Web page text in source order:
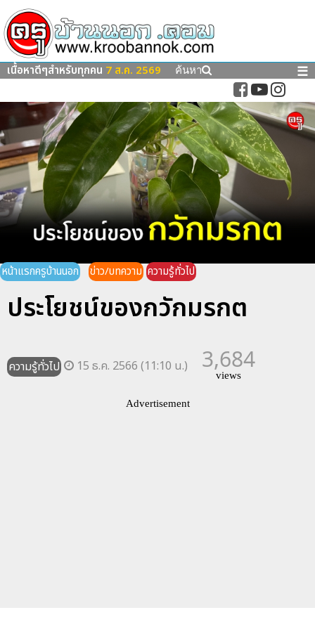
เนื้อหาดีๆสำหรับทุกคน 7 ส.ค. 2569 ค้นหา ☰
หน้าแรกครูบ้านนอก ข่าว/บทความ ความรู้ทั่วไป
ประโยชน์ของกวักมรกต
ความรู้ทั่วไป 15 ธ.ค. 2566 (11:10 น.) 3,684
views
Advertisement